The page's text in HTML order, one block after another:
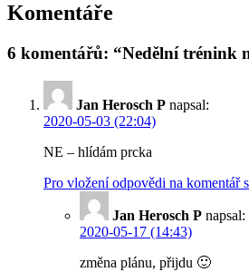
Komentáře
6 komentářů: “Nedělní trénink
Jan Herosch P napsal:
2020-05-03 (22:04)
NE – hlídám prcka
Pro vložení odpovědi na komentář
Jan Herosch P napsal:
2020-05-17 (14:43)
změna plánu, přijdu 🙂